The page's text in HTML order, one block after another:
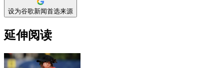
设为谷歌新闻首选来源
延伸阅读